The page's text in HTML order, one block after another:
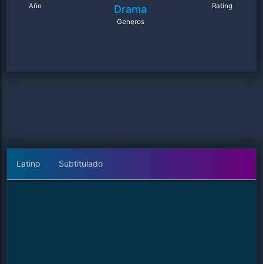
Año Drama
Generos
Rating
Latino Subtitulado